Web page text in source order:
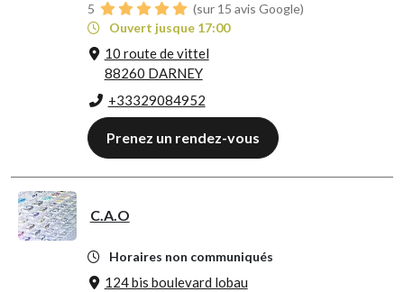
5
(sur 15 avis Google)
Ouvert jusque 17:00
10 route de vittel
88260 DARNEY
+33329084952
Prenez un rendez-vous
C.A.O
Horaires non communiqués
124 bis boulevard lobau